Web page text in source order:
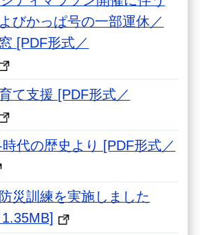
びかっぱ号の一部運休／
[PDF形式／
て支援 [PDF形式／
代の歴史より [PDF形式／
災訓練を実施しました